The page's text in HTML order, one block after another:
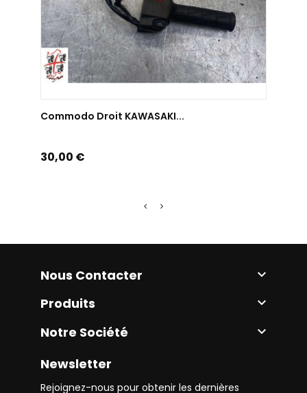
Commodo Droit KAWASAKI...
Prix
30,00 €
Nous Contacter 
Produits 
Notre Société 
Newsletter
Rejoignez-nous pour obtenir les dernières